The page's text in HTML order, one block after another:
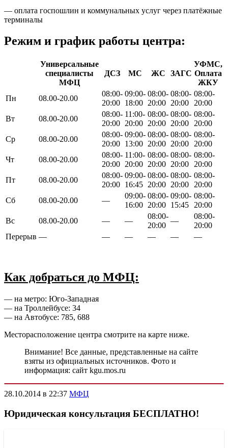
— оплата госпошлин и коммунальных услуг через платёжные
терминалы
Режим и график работы центра:
Универсальные
специалисты
МФЦ
ДСЗ МС ЖС ЗАГС
УФМС,
Оплата
ЖКУ
Пн
08.00-20.00
08:00-
20:00
09:00-
18:00
08:00-
20:00
08:00-
20:00
08:00-
20:00
Вт
08.00-20.00
08:00-
20:00
11:00-
20:00
08:00-
20:00
08:00-
20:00
08:00-
20:00
Ср
08.00-20.00
08:00-
20:00
09:00-
13:00
08:00-
20:00
08:00-
20:00
08:00-
20:00
Чт
08.00-20.00
08:00-
20:00
11:00-
20:00
08:00-
20:00
08:00-
20:00
08:00-
20:00
Пт
08.00-20.00
08:00-
20:00
09:00-
16:45
08:00-
20:00
08:00-
20:00
08:00-
20:00
Сб
08.00-20.00 —
09:00-
16:00
08:00-
20:00
09:00-
15:45
08:00-
20:00
Вс
08.00-20.00 — —
08:00-
20:00
—
08:00-
20:00
Перерыв — — — — — —
Как добраться до МФЦ:
— на метро: Юго-Западная
— на Троллейбусе: 34
— на Автобусе: 785, 688
Месторасположение центра смотрите на карте ниже.
Внимание! Все данные, представленные на сайте
взяты из официальных источников. Фото и
информация: сайт kgu.mos.ru
28.10.2014 в 22:37 МФЦ
Юридическая консультация БЕСПЛАТНО!